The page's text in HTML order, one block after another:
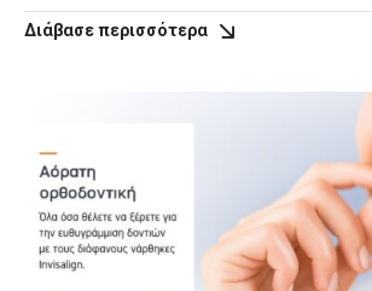
Διάβασε περισσότερα